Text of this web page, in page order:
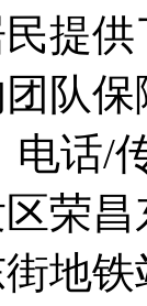
提
队
话/
荣
地